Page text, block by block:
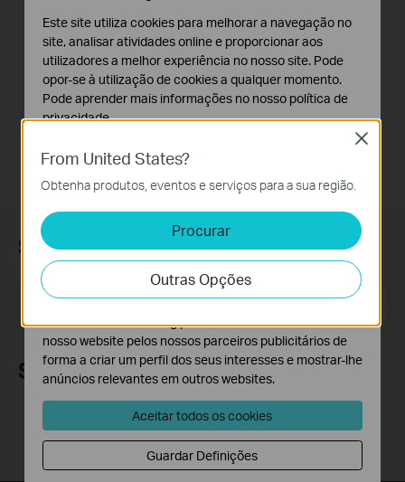
C460 KIT
This video will show you how to set up and mount your solar-powered security camera kit. Tapo C460 features 4K 8MP resolution for superior clarity with an upgraded image sensor, processor, and lens. Set it up and enjoy!
Mais
Subscrição
Email Address Inscreva-se
Siga-nos
From United States?
Obtenha produtos, eventos e serviços para a sua região.
Procurar
Outras Opções
Close
Este site utiliza cookies para melhorar a navegação no
site, analisar atividades online e proporcionar aos
utilizadores a melhor experiência no nosso site. Pode
opor-se à utilização de cookies a qualquer momento.
Pode aprender mais informações no nosso política de
privacidade.
Os cookies são necessários para o funcionamento do
website e não podem ser desativados nos seus
Cookies de Análise e Marketing
Os cookies de analise permite-nos analisar as suas
atividades no nosso website para melhorar e ajustar a
funcionalidade do nosso website.
O cookies de marketing podem ser definidos através do
nosso website pelos nossos parceiros publicitários de
forma a criar um perfil dos seus interesses e mostrar-lhe
anúncios relevantes em outros websites.
Aceitar todos os cookies
Guardar Definições